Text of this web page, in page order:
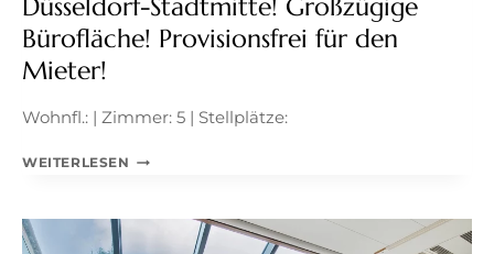
Düsseldorf-Stadtmitte! Großzügige
Bürofläche! Provisionsfrei für den
Mieter!
Wohnfl.: | Zimmer: 5 | Stellplätze:
WEITERLESEN DÜSSELDORF-
ÜROFLÄCHE! P
ROVISIONSFREI F